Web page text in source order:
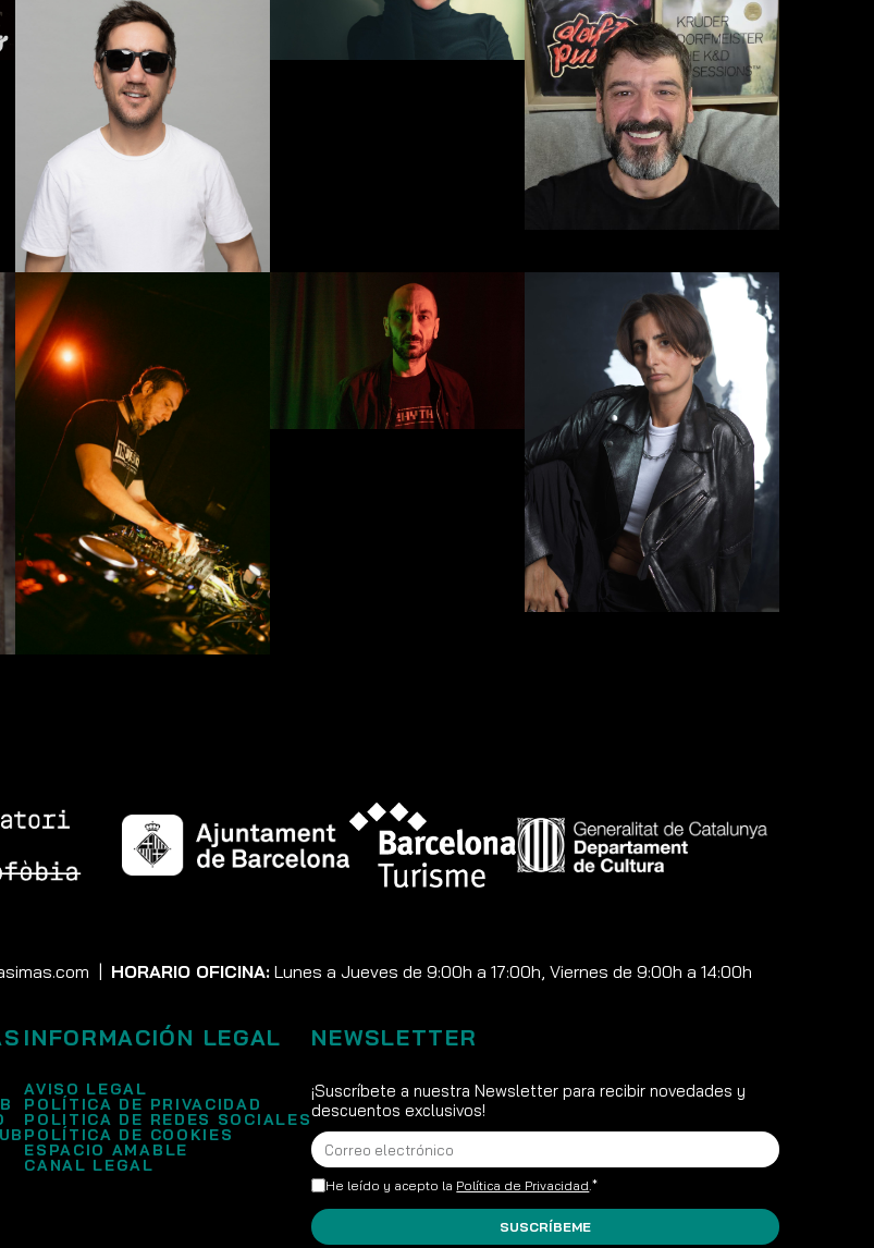
HORARIO OFICINA:Lunes a Jueves de 9:00h a 17:00h, Viernes de 9:00h a 14:00h
INFORMACIÓN LEGAL
AVISO LEGAL
POLÍTICA DE PRIVACIDAD
POLITICA DE REDES SOCIALES
POLÍTICA DE COOKIES
ESPACIO AMABLE
CANAL LEGAL
NEWSLETTER
¡Suscríbete a nuestra Newsletter para recibir novedades y
descuentos exclusivos!
He leído y acepto la Política de Privacidad .*
SUSCRÍBEME